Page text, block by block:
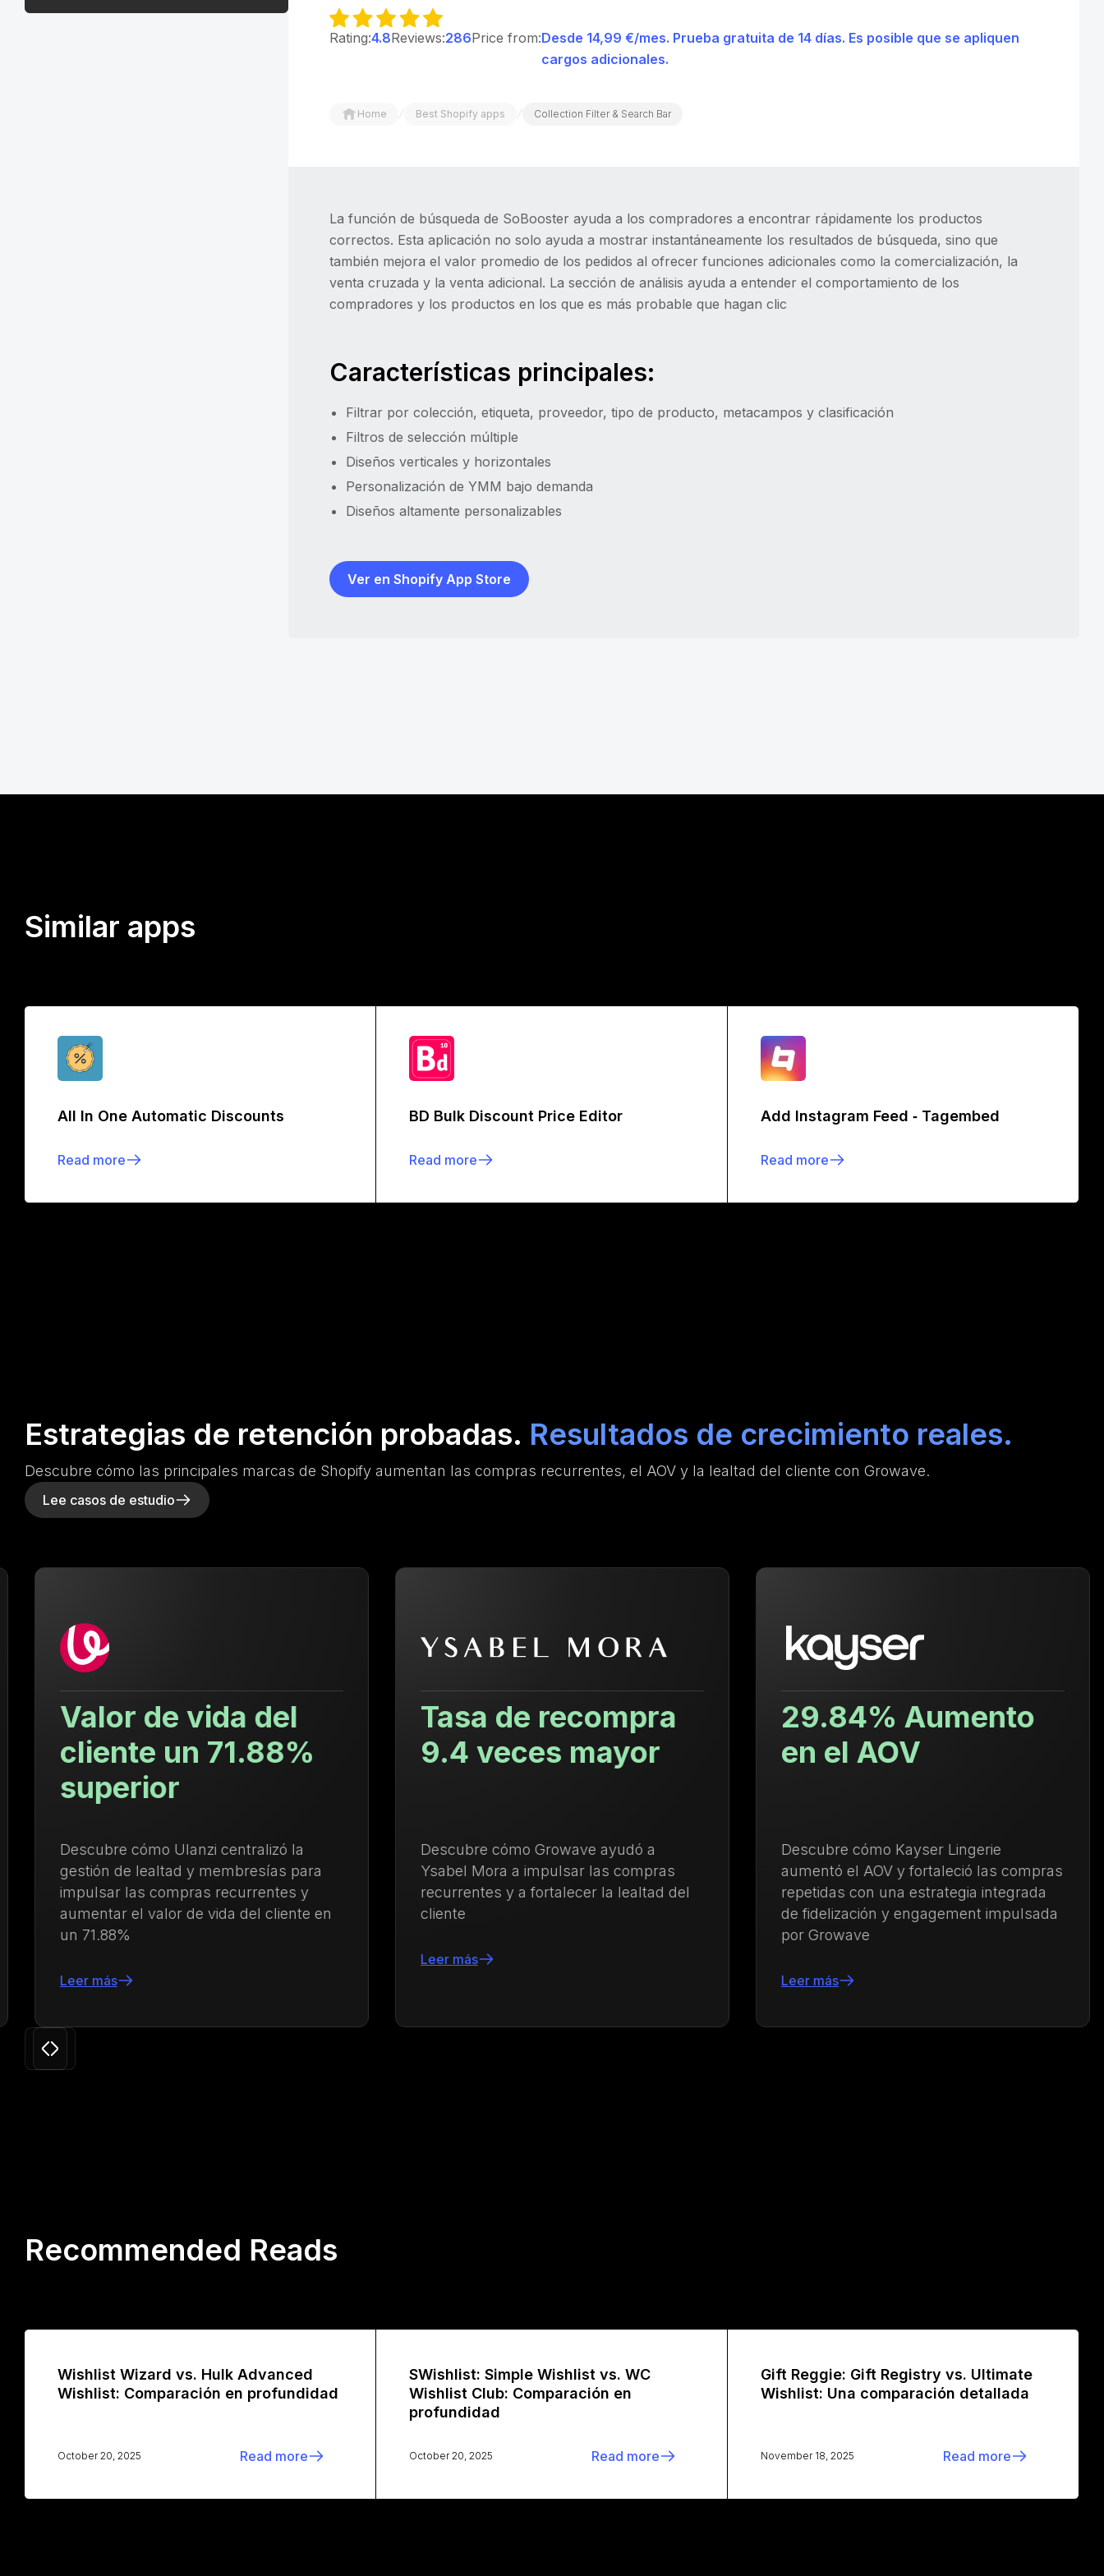
Rating:4.8Reviews:286Price from:Desde 14,99 €/mes. Prueba gratuita de 14 días. Es posible que se apliquen
cargos adicionales.
Home / Best Shopify apps / Collection Filter & Search Bar
La función de búsqueda de SoBooster ayuda a los compradores a encontrar rápidamente los productos
correctos. Esta aplicación no solo ayuda a mostrar instantáneamente los resultados de búsqueda, sino que
también mejora el valor promedio de los pedidos al ofrecer funciones adicionales como la comercialización, la
venta cruzada y la venta adicional. La sección de análisis ayuda a entender el comportamiento de los
compradores y los productos en los que es más probable que hagan clic
Características principales:
Filtrar por colección, etiqueta, proveedor, tipo de producto, metacampos y clasificación
Filtros de selección múltiple
Diseños verticales y horizontales
Personalización de YMM bajo demanda
Diseños altamente personalizables
Ver en Shopify App Store
Similar apps
All In One Automatic Discounts
Read more
BD Bulk Discount Price Editor
Read more
Add Instagram Feed ‑ Tagembed
Read more
Estrategias de retención probadas. Resultados de crecimiento reales.
Descubre cómo las principales marcas de Shopify aumentan las compras recurrentes, el AOV y la lealtad del cliente con Growave.
Lee casos de estudio
Valor de vida del
cliente un 71.88%
superior
Descubre cómo Ulanzi centralizó la
gestión de lealtad y membresías para
impulsar las compras recurrentes y
aumentar el valor de vida del cliente en
un 71.88%
Leer más
Tasa de recompra
9.4 veces mayor
Descubre cómo Growave ayudó a
Ysabel Mora a impulsar las compras
recurrentes y a fortalecer la lealtad del
cliente
Leer más
29.84% Aumento
en el AOV
Descubre cómo Kayser Lingerie
aumentó el AOV y fortaleció las compras
repetidas con una estrategia integrada
de fidelización y engagement impulsada
por Growave
Leer más
Slide 3 of 24.
Recommended Reads
Wishlist Wizard vs. Hulk Advanced
Wishlist: Comparación en profundidad
October 20, 2025 Read more
SWishlist: Simple Wishlist vs. WC
Wishlist Club: Comparación en
profundidad
October 20, 2025 Read more
Gift Reggie: Gift Registry vs. Ultimate
Wishlist: Una comparación detallada
November 18, 2025 Read more